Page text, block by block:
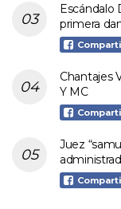
Escándalo
primera
Chantajes
Y MC
Juez